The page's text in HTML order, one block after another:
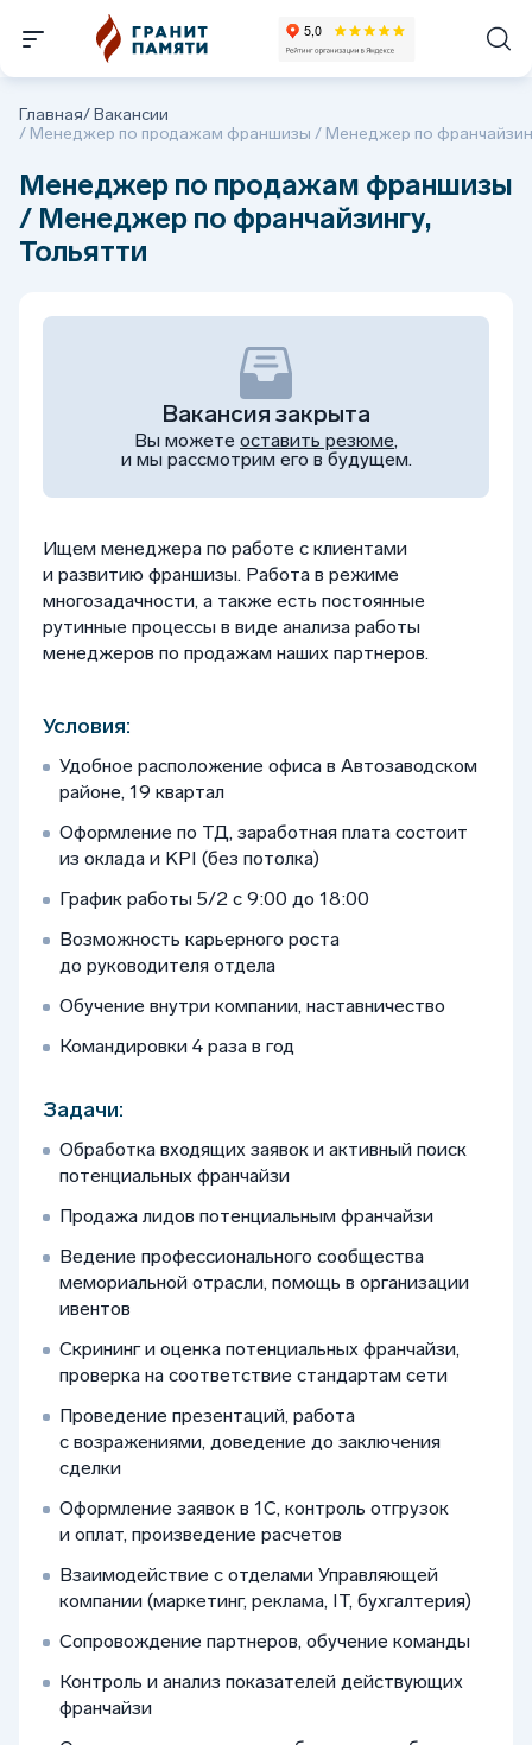
Главная/Вакансии
/ Менеджер по продажам франшизы / Менеджер по
Менеджер по продажам франшизы
/ Менеджер по франчайзингу,
Тольятти
Вакансия закрыта
Вы можете оставить резюме,
и мы рассмотрим его в будущем.
Ищем менеджера по работе с клиентами
и развитию франшизы. Работа в режиме
многозадачности, а также есть постоянные
рутинные процессы в виде анализа работы
менеджеров по продажам наших партнеров.
Условия:
Удобное расположение офиса в Автозаводском
районе, 19 квартал
Оформление по ТД, заработная плата состоит
из оклада и KPI (без потолка)
График работы 5/2 с 9:00 до 18:00
Возможность карьерного роста
до руководителя отдела
Обучение внутри компании, наставничество
Командировки 4 раза в год
Задачи:
Обработка входящих заявок и активный поиск
потенциальных франчайзи
Продажа лидов потенциальным франчайзи
Ведение профессионального сообщества
мемориальной отрасли, помощь в организации
ивентов
Скрининг и оценка потенциальных франчайзи,
проверка на соответствие стандартам сети
Проведение презентаций, работа
с возражениями, доведение до заключения
сделки
Оформление заявок в 1С, контроль отгрузок
и оплат, произведение расчетов
Взаимодействие с отделами Управляющей
компании (маркетинг, реклама, IT, бухгалтерия)
Сопровождение партнеров, обучение команды
Контроль и анализ показателей действующих
франчайзи